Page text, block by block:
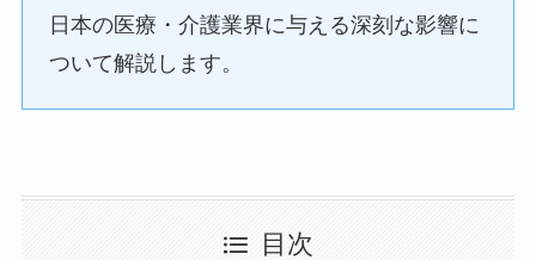
日本の医療・介護業界に与える深刻な影響に
ついて解説します。
目次